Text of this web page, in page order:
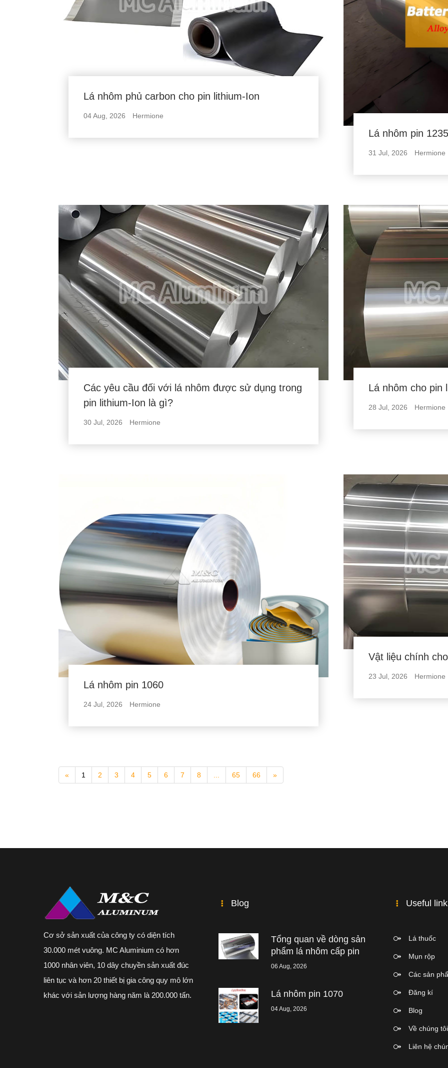
Lá nhôm phủ carbon cho pin lithium-Ion
04 Aug, 2026 Hermione
Lá nhôm pin 1235
31 Jul, 2026 Hermione
Các yêu cầu đối với lá nhôm được sử dụng trong
pin lithium-Ion là gì?
30 Jul, 2026 Hermione
Lá nhôm cho pin
28 Jul, 2026 Hermione
Lá nhôm pin 1060
24 Jul, 2026 Hermione
Vật liệu chính
23 Jul, 2026 Hermione
« 1 2 3 4 5 6 7 8 65 66 »
Cơ sở sản xuất của công ty có diện tích
30.000 mét vuông. MC Aluminium có hơn
1000 nhân viên, 10 dây chuyền sản xuất đúc
liên tục và hơn 20 thiết bị gia công quy mô lớn
khác với sản lượng hàng năm là 200.000 tấn.
Blog
Tổng quan về dòng sản
phẩm lá nhôm cấp pin
06 Aug, 2026
Lá nhôm pin 1070
04 Aug, 2026
Useful
Lá thuốc
Mụn rộp
Các sản
Đăng kí
Blog
Về chúng tôi
Liên hệ